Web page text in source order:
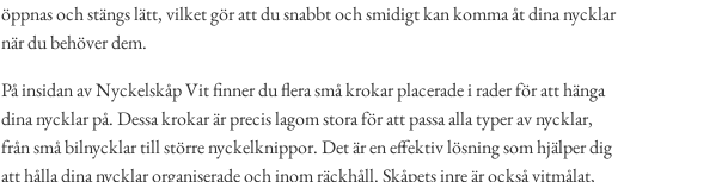
öppnas och stängs lätt, vilket gör att du snabbt och smidigt kan komma åt dina nycklar
när du behöver dem.
På insidan av Nyckelskåp Vit finner du flera små krokar placerade i rader för att hänga
dina nycklar på. Dessa krokar är precis lagom stora för att passa alla typer av nycklar,
från små bilnycklar till större nyckelknippor. Det är en effektiv lösning som hjälper dig
att hålla dina nycklar organiserade och inom räckhåll. Skåpets inre är också vitmålat,